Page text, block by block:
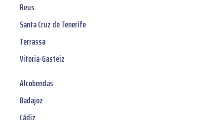
Reus
Santa Cruz de Tenerife
Terrassa
Vitoria-Gasteiz
Alcobendas
Badajoz